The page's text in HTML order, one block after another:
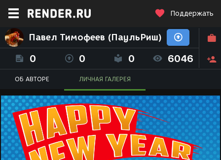
Поддержать
Павел Тимофеев (ПаульРиш)
0 0 0 6046
ОБ АВТОРЕ ЛИЧНАЯ ГАЛЕРЕЯ